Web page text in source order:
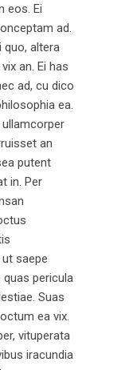
eos. Ei
ad.
quo, altera
an. Ei has
ad, cu dico
ea.
an
putent
in. Per
saepe
pericula
Suas
ea vix.
vituperata
iracundia